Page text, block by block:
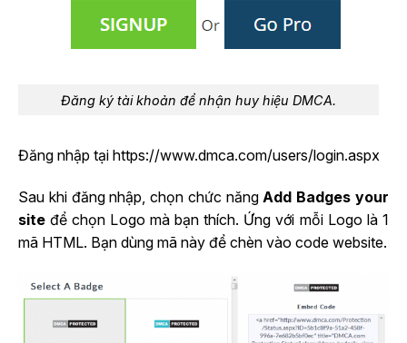
Đăng ký tài khoản để nhận huy hiệu DMCA.
Đăng nhập tại https://www.dmca.com/users/login.aspx
Sau khi đăng nhập, chọn chức năngAdd Badges your
site để chọn Logo mà bạn thích. Ứng với mỗi Logo là 1
mã HTML. Bạn dùng mã này để chèn vào code website.